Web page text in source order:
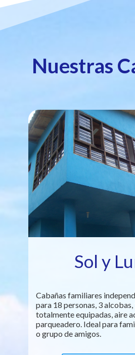
Nuestras
Sol y
Cabañas familiares
para 18 personas, 3 alcobas,
totalmente equipadas, aire
parqueadero. Ideal para
o grupo de amigos.